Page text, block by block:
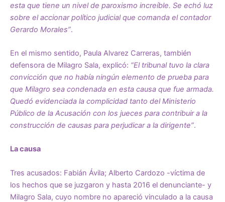
esta que tiene un nivel de paroxismo increíble. Se echó luz
sobre el accionar político judicial que comanda el contador
Gerardo Morales”.
En el mismo sentido, Paula Alvarez Carreras, también
defensora de Milagro Sala, explicó: “El tribunal tuvo la clara
convicción que no había ningún elemento de prueba para
que Milagro sea condenada en esta causa que fue armada.
Quedó evidenciada la complicidad tanto del Ministerio
Público de la Acusación con los jueces para contribuir a la
construcción de causas para perjudicar a la dirigente”.
La causa
Tres acusados: Fabián Ávila; Alberto Cardozo -víctima de
los hechos que se juzgaron y hasta 2016 el denunciante- y
Milagro Sala, cuyo nombre no apareció vinculado a la causa